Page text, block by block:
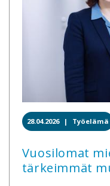
28.04.2026 | Työelämä
Vuosilomat
tärkeimmät